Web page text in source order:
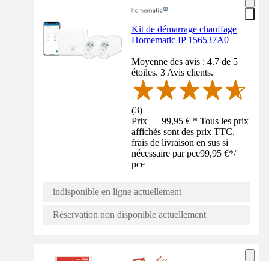
Kit de démarrage chauffage
Homematic IP 156537A0
Moyenne des avis : 4.7 de 5
étoiles. 3 Avis clients.
(3)
Prix — 99,95 € * Tous les prix
affichés sont des prix TTC,
frais de livraison en sus si
nécessaire par pce99,95 €*/
pce
indisponible en ligne actuellement
Réservation non disponible actuellement